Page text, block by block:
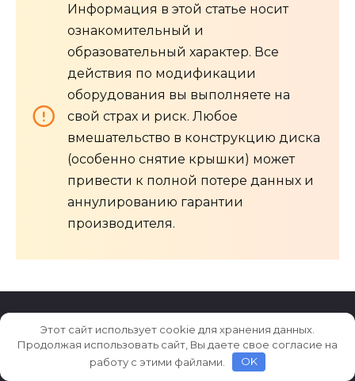
Информация в этой статье носит
ознакомительный и
образовательный характер. Все
действия по модификации
оборудования вы выполняете на
свой страх и риск. Любое
вмешательство в конструкцию диска
(особенно снятие крышки) может
привести к полной потере данных и
аннулированию гарантии
производителя.
© 2026 Dfncfg.ru
Этот сайт использует cookie для хранения данных.
Продолжая использовать сайт, Вы даете свое согласие на
работу с этими файлами.
OK